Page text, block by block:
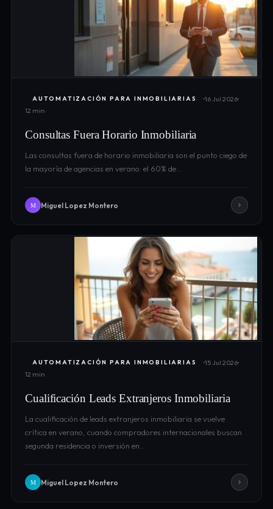
AUTOMATIZACIÓN PARA INMOBILIARIAS
16 Jul 2026
12 min
Consultas Fuera Horario Inmobiliaria
Las consultas fuera de horario inmobiliaria son el punto ciego de
la mayoría de agencias en verano: el 60% de…
M Miguel Lopez Montero
AUTOMATIZACIÓN PARA INMOBILIARIAS
15 Jul 2026
12 min
Cualificación Leads Extranjeros Inmobiliaria
La cualificación de leads extranjeros inmobiliaria se vuelve
crítica en verano, cuando compradores internacionales buscan
segunda residencia o inversión en…
M Miguel Lopez Montero